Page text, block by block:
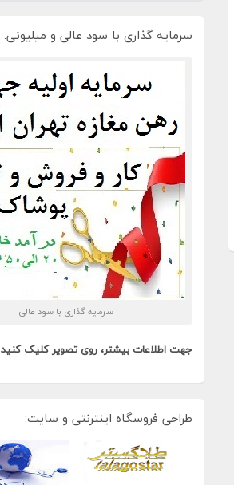
سرمایه گذاری با سود عالی و میلیونی:
سرمایه گذاری با سود عالی
جهت اطلاعات بیشتر، روی تصویر کلیک کنید
طراحی فروسگاه اینترنتی و سایت: